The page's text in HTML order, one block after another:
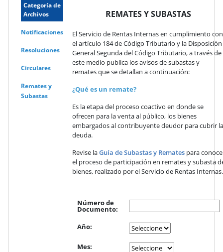
Categoría de
Archivos
Notificaciones
Resoluciones
Circulares
Remates y
Subastas
REMATES Y SUBASTAS
El Servicio de Rentas Internas en cumplimiento con
el artículo 184 de Código Tributario y la Disposición
General Segunda del Código Tributario, a través de
este medio publica los avisos de subastas y
remates que se detallan a continuación:
¿Qué es un remate?
Es la etapa del proceso coactivo en donde se
ofrecen para la venta al público, los bienes
embargados al contribuyente deudor para cubrir la
deuda.
Revise laGuía de Subastas y Rematespara
el proceso de participación en remates y subasta
bienes, realizado por el Servicio de Rentas Internas.
Número de
Documento:
Año:
Mes: